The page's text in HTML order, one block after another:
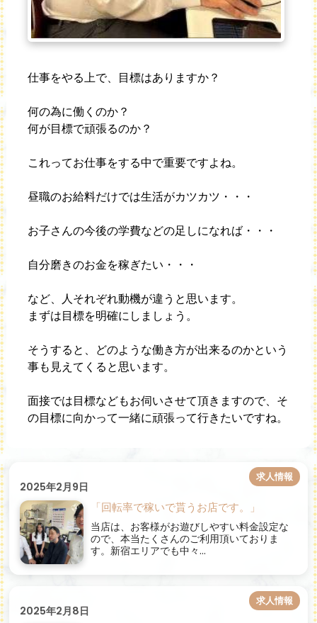
仕事をやる上で、目標はありますか？
何の為に働くのか？
何が目標で頑張るのか？
これってお仕事をする中で重要ですよね。
昼職のお給料だけでは生活がカツカツ・・・
お子さんの今後の学費などの足しになれば・・・
自分磨きのお金を稼ぎたい・・・
など、人それぞれ動機が違うと思います。
まずは目標を明確にしましょう。
そうすると、どのような働き方が出来るのかという
事も見えてくると思います。
面接では目標などもお伺いさせて頂きますので、そ
の目標に向かって一緒に頑張って行きたいですね。
2025年2月9日
求人情報
「回転率で稼いで貰うお店です。」
当店は、お客様がお遊びしやすい料金設定な
ので、本当たくさんのご利用頂いておりま
す。新宿エリアでも中々...
2025年2月8日
求人情報